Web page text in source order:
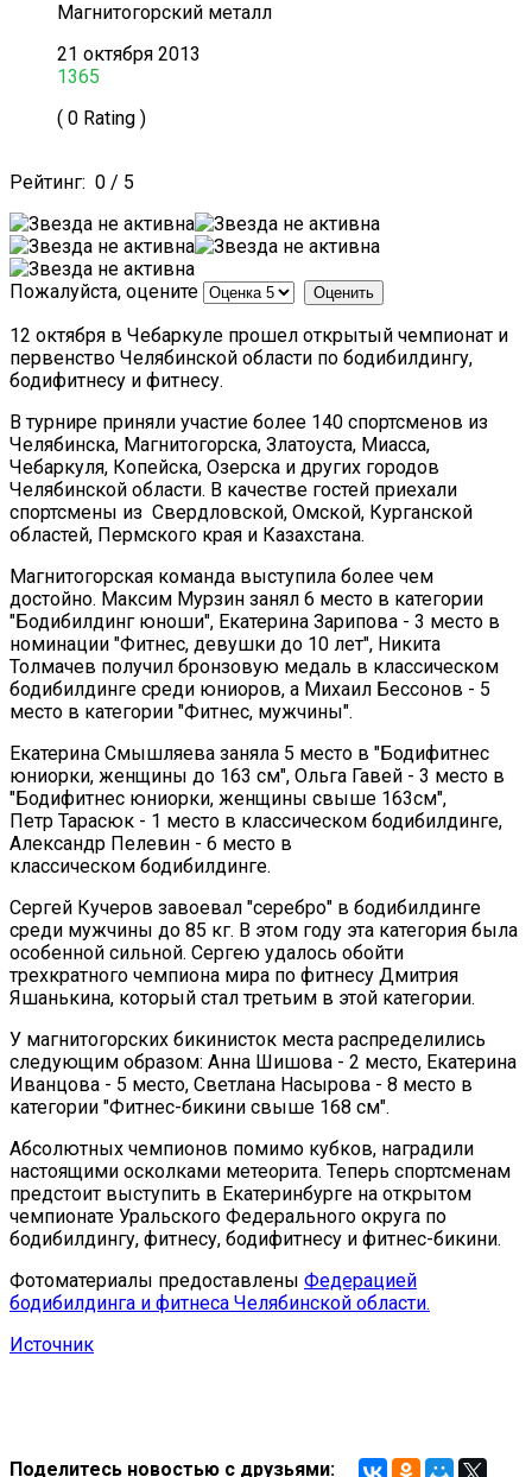
Магнитогорский металл
21 октября 2013
1365
( 0 Rating )
Рейтинг: 0 / 5
Пожалуйста, оцените
12 октября в Чебаркуле прошел открытый чемпионат и
первенство Челябинской области по бодибилдингу,
бодифитнесу и фитнесу.
В турнире приняли участие более 140 спортсменов из
Челябинска, Магнитогорска, Златоуста, Миасса,
Чебаркуля, Копейска, Озерска и других городов
Челябинской области. В качестве гостей приехали
спортсмены из Свердловской, Омской, Курганской
областей, Пермского края и Казахстана.
Магнитогорская команда выступила более чем
достойно. Максим Мурзин занял 6 место в категории
"Бодибилдинг юноши", Екатерина Зарипова - 3 место в
номинации "Фитнес, девушки до 10 лет", Никита
Толмачев получил бронзовую медаль в классическом
бодибилдинге среди юниоров, а Михаил Бессонов - 5
место в категории "Фитнес, мужчины".
Екатерина Смышляева заняла 5 место в "Бодифитнес
юниорки, женщины до 163 см", Ольга Гавей - 3 место в
"Бодифитнес юниорки, женщины свыше 163см",
Петр Тарасюк - 1 место в классическом бодибилдинге,
Александр Пелевин - 6 место в
классическом бодибилдинге.
Сергей Кучеров завоевал "серебро" в бодибилдинге
среди мужчины до 85 кг. В этом году эта категория была
особенной сильной. Сергею удалось обойти
трехкратного чемпиона мира по фитнесу Дмитрия
Яшанькина, который стал третьим в этой категории.
У магнитогорских бикинисток места распределились
следующим образом: Анна Шишова - 2 место, Екатерина
Иванцова - 5 место, Светлана Насырова - 8 место в
категории "Фитнес-бикини свыше 168 см".
Абсолютных чемпионов помимо кубков, наградили
настоящими осколками метеорита. Теперь спортсменам
предстоит выступить в Екатеринбурге на открытом
чемпионате Уральского Федерального округа по
бодибилдингу, фитнесу, бодифитнесу и фитнес-бикини.
Фотоматериалы предоставлены Федерацией
бодибилдинга и фитнеса Челябинской области.
Источник
Поделитесь новостью с друзьями: